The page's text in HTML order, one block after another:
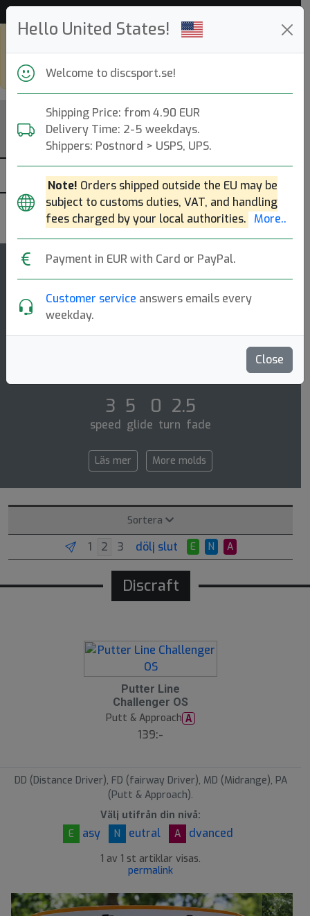
Hello United States!
Welcome to discsport.se!
Shipping Price: from 4.90 EUR
Delivery Time: 2-5 weekdays.
Shippers: Postnord > USPS, UPS.
Note! Orders shipped outside the EU may be
subject to customs duties, VAT, and handling
fees charged by your local authorities. More..
Payment in EUR with Card or PayPal.
Customer service answers emails every
weekday.
Close
english, go todiscsport.com
Discraft
Challenger OS
The challenger os is a more overstable, flat-topped
version of the popular challenger. this putter works
best for driving, throwing into hea [...]
3 5 0 2.5
speed glide turn fade
Läs mer More molds
Sortera
dölj slut E N A
Discraft
Putter Line
Challenger OS
Putt & Approach A
139:-
DD (Distance Driver), FD (fairway Driver), MD (Midrange), PA
(Putt & Approach).
Välj utifrån din nivå:
E
asy N eutral A dvanced
1 av 1 st artiklar visas.
permalink